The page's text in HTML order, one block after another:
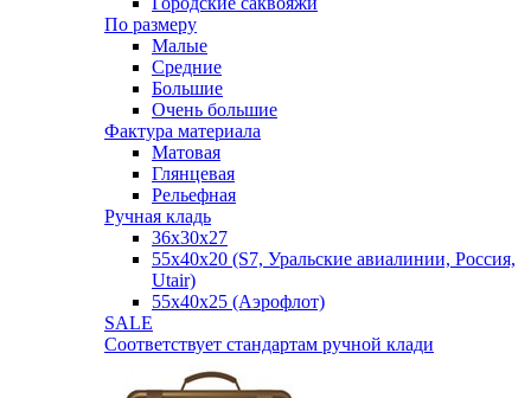
По размеру
Малые
Средние
Большие
Очень большие
Фактура материала
Матовая
Глянцевая
Рельефная
Ручная кладь
36х30x27
55х40х20 (S7, Уральские авиалинии, Россия,
Utair)
55х40х25 (Аэрофлот)
SALE
Соответствует стандартам ручной клади